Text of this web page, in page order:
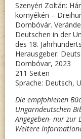
Szenyéri Zoltán:
környékén –
Dombóvár.
Deutschen in der
des 18.
Herausgeber:
Dombóvar, 2023
211 Seiten
Sprache: Deutsch,
Die empfohlenen
Ungarndeutschen
Angegeben- nur zur
Weitere